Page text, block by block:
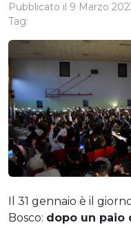
Pubblicato il 9 Marzo
Tag:
Il 31 gennaio è il
Bosco: dopo un paio